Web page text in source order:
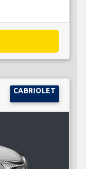
CABRIOLET